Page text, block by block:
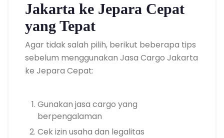
Jakarta ke Jepara Cepat
yang Tepat
Agar tidak salah pilih, berikut beberapa tips
sebelum menggunakan Jasa Cargo Jakarta
ke Jepara Cepat:
Gunakan jasa cargo yang
berpengalaman
Cek izin usaha dan legalitas